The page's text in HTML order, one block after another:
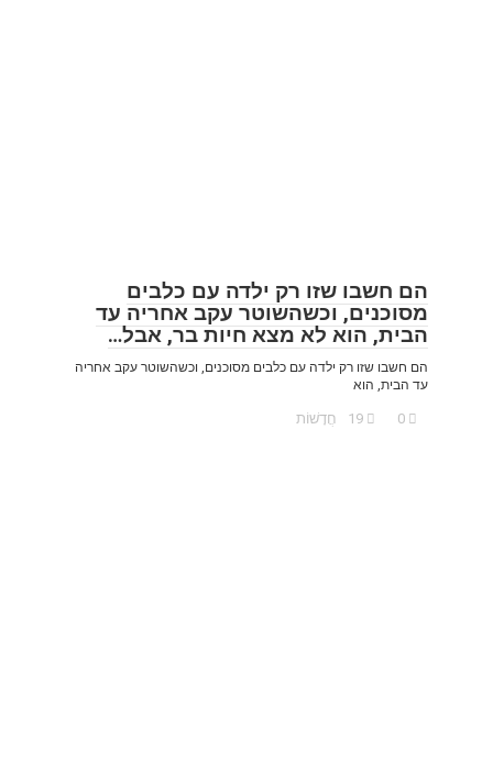
הם חשבו שזו רק ילדה עם כלבים
מסוכנים, וכשהשוטר עקב אחריה עד
הבית, הוא לא מצא חיות בר, אבל…
הם חשבו שזו רק ילדה עם כלבים מסוכנים, וכשהשוטר עקב אחריה
עד הבית, הוא
חֲדָשׁוֹת 0
19